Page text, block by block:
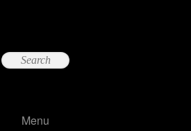
Menu